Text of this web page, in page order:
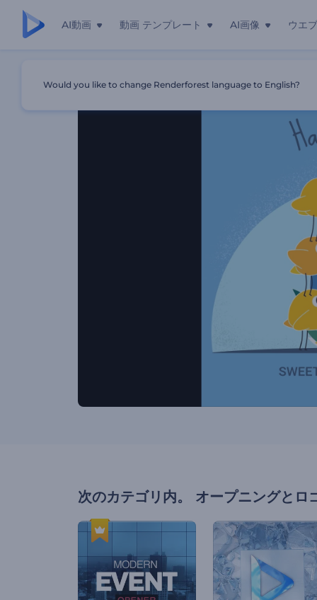
AI動画 動画 テンプレート AI画像 ウエ
次のカテゴリ内。 オープニングとロ
Would you like to change Renderforest language to English?